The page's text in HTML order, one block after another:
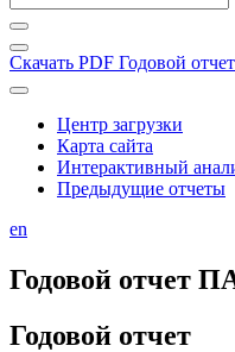
Скачать PDF Годовой
Центр загрузки
Карта сайта
Интерактивный
Предыдущие отчеты
en
Годовой отчет
Годовой отчет